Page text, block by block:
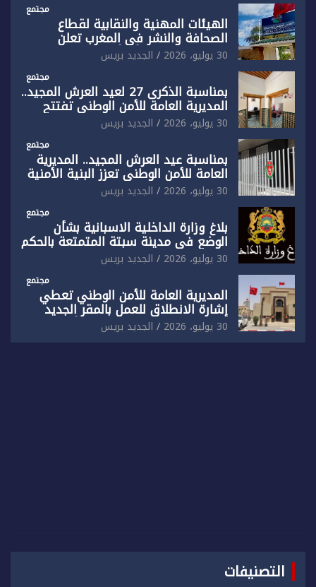
مجتمع
الهيئات المهنية والنقابية لقطاع
الصحافة والنشر في المغرب تعلن
رفضها القاطع لـ”أي أجندة انتخابية
مُعدة على مقاس سياسي ومصلحي
ضيق”
30 يوليو، 2026 الجديد بريس
مجتمع
بمناسبة الذكرى 27 لعيد العرش المجيد..
المديرية العامة للأمن الوطني تفتتح
المقر الجديد لفرقة الشرطة السياحية
بفاس
30 يوليو، 2026 الجديد بريس
مجتمع
بمناسبة عيد العرش المجيد.. المديرية
العامة للأمن الوطني تعزز البنية الأمنية
بالناظور بإحداث فرقتين جديدتين
30 يوليو، 2026 الجديد بريس
مجتمع
بلاغ وزارة الداخلية الاسبانية بشأن
الوضع في مدينة سبتة المتمتعة بالحكم
الذاتي
30 يوليو، 2026 الجديد بريس
مجتمع
المديرية العامة للأمن الوطني تعطي
إشارة الانطلاق للعمل بالمقر الجديد
للدائرة الثالثة للشرطة بولاية أمن العيون
30 يوليو، 2026 الجديد بريس
التصنيفات